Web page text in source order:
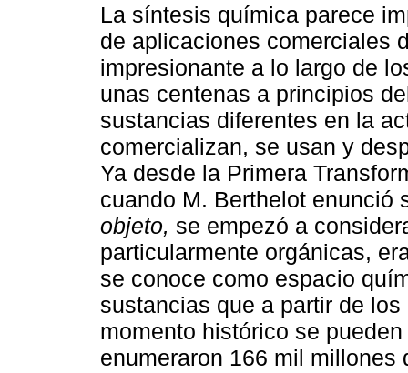
La síntesis química parece
de aplicaciones comerciales
impresionante a lo largo de
unas centenas a principios
sustancias diferentes en la
comercializan, se usan y
Ya desde la Primera
cuando M. Berthelot enunció
objeto, se empezó a
particularmente orgánicas,
se conoce como espacio
sustancias que a partir de
momento histórico se
enumeraron 166 mil